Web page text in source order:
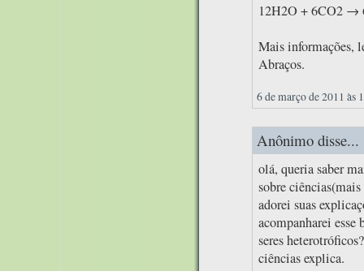
12H2O + 6CO2 →
Mais informações,
Abraços.
6 de março de 2011 às
Anônimo disse...
olá, queria saber
sobre
adorei suas
acompanharei
seres
ciências explica.